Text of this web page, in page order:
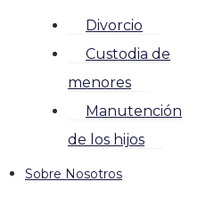
Divorcio
Custodia de
menores
Manutención
de los hijos
Sobre Nosotros